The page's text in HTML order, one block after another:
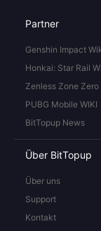
Partner
Genshin Impact
Honkai: Star Rail
Zenless Zone Zero
PUBG Mobile WIKI
BitTopup News
Über BitTopup
Über uns
Support
Kontakt